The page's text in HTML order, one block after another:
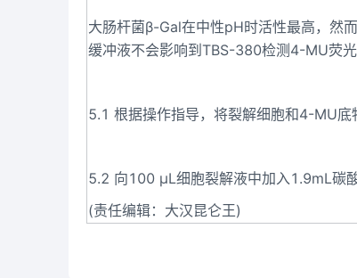
大肠杆菌β-Gal在中性pH时活性最高，然
缓冲液不会影响到TBS-380检测4-MU荧光
5.1 根据操作指导，将裂解细胞和4-MU底
5.2 向100 μL细胞裂解液中加入1.9mL碳
(责任编辑：大汉昆仑王)